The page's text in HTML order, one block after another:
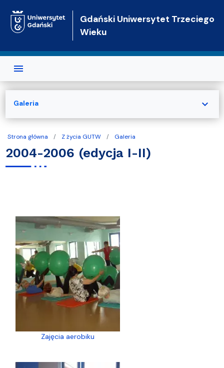
Gdański Uniwersytet Trzeciego
Wieku
Strona główna Z życia GUTW Galeria
2004-2006 (edycja I-II)
Zajęcia aerobiku
Galeria expand_more